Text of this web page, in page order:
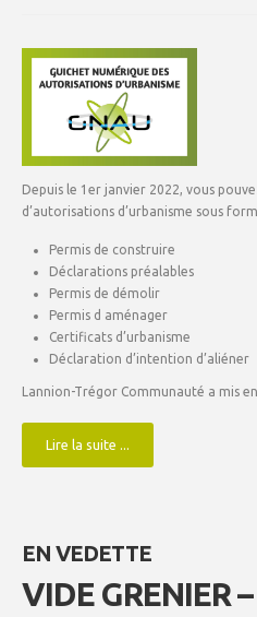
Depuis le 1er janvier 2022, vous
d’autorisations d’urbanisme sous
Permis de construire
Déclarations préalables
Permis de démolir
Permis d aménager
Certificats d’urbanisme
Déclaration d’intention d’aliéner
Lannion-Trégor Communauté a mis
Lire la suite ...
EN VEDETTE
VIDE GRENIER